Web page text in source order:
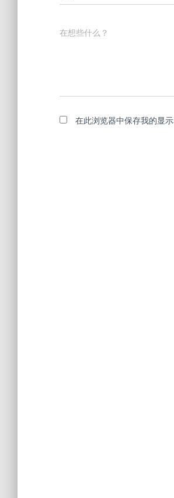
在想些什么？
在此浏览器中保存我的显